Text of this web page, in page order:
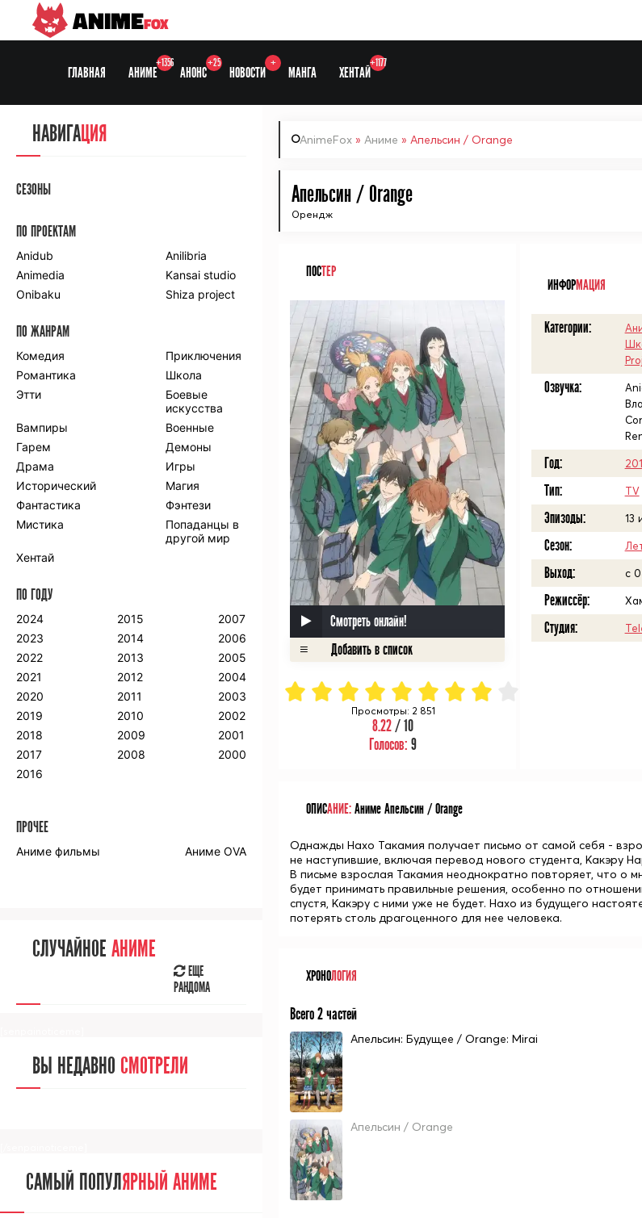
ANIMEFOX
ГЛАВНАЯ АНИМЕ
+1356
АНОНС
+25
НОВОСТИ
+
МАНГА ХЕНТАЙ
+1177
AnimeFox » Аниме » Апельсин / Orange
Апельсин / Orange
Орендж
ПОСТЕР
Смотреть онлайн!
Просмотры: 2 851
8.22/ 10
Голосов:9
ИНФОРМАЦИЯ
Категории:
Озвучка:
Год:
Тип: TV
Эпизоды: 13
Сезон:
Выход: c
Режиссёр:
Студия:
ОПИСАНИЕ:Аниме Апельсин / Orange
Однажды Нахо Такамия получает письмо от самой себя -
не наступившие, включая перевод нового студента, Какэру
В письме взрослая Такамия неоднократно повторяет, что о
будет принимать правильные решения, особенно по
спустя, Какэру с ними уже не будет. Нахо из будущего
потерять столь драгоценного для нее человека.
ХРОНОЛОГИЯ
Всего 2 частей
Апельсин: Будущее / Orange: Mirai
Апельсин / Orange
НАВИГАЦИЯ
СЕЗОНЫ
ПО ПРОЕКТАМ
Anidub
Anilibria
Animedia
Kansai studio
Onibaku
Shiza project
ПО ЖАНРАМ
Комедия
Приключения
Романтика
Школа
Этти
Боевые
искусства
Вампиры
Военные
Гарем
Демоны
Драма
Игры
Исторический
Магия
Фантастика
Фэнтези
Мистика
Попаданцы в
другой мир
Хентай
ПО ГОДУ
2024
2023
2022
2021
2020
2019
2018
2017
2016
2015
2014
2013
2012
2011
2010
2009
2008
2007
2006
2005
2004
2003
2002
2001
2000
ПРОЧЕЕ
Аниме фильмы Аниме OVA
СЛУЧАЙНОЕ АНИМЕ
ЕЩЕ
РАНДОМА
ВЫ НЕДАВНО СМОТРЕЛИ
САМЫЙ ПОПУЛЯРНЫЙ АНИМЕ